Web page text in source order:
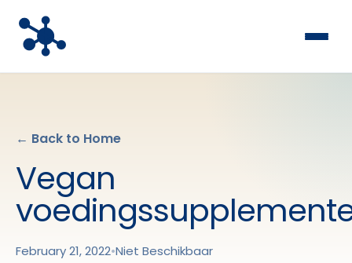
← Back to Home
Vegan
February 21, 2022•Niet Beschikbaar